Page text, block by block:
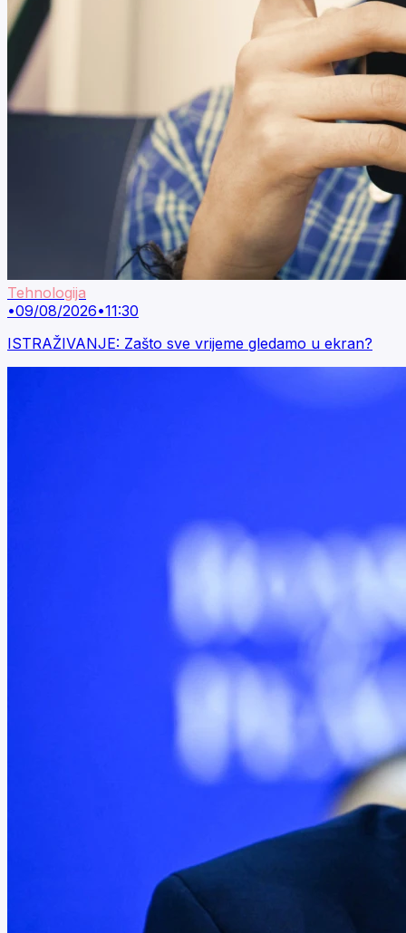
Tehnologija
•09/08/2026•11:30
ISTRAŽIVANJE: Zašto sve vrijeme gledamo u ekran?